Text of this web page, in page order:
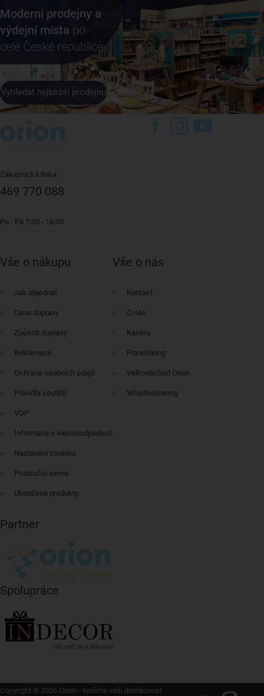
Moderní prodejny a
výdejní místa po
celé České republice
Vyhledat nejbližší prodejnu
Zákaznická linka:
469 770 088
Po - Pá 7:00 - 16:00
Vše o nákupu
Jak objednat
Cena dopravy
Způsob dopravy
Reklamace
Ochrana osobních údajů
Pravidla soutěží
VOP
Informace o elektroodpadech
Nastavení cookies
Pozáruční servis
Ukončené produkty
Vše o nás
Kontakt
O nás
Kariéra
Franchising
Velkoobchod Orion
Whistleblowing
Partner
Spolupráce
Copyright © 2026 Orion - tvoříme vaši domácnost